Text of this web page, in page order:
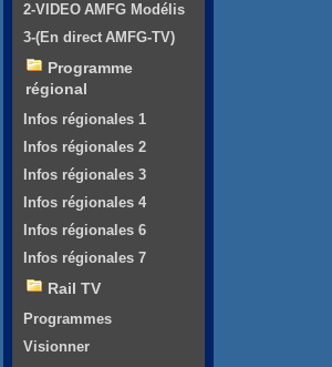
2-VIDEO AMFG Modélis
3-(En direct AMFG-TV)
Programme
régional
Infos régionales 1
Infos régionales 2
Infos régionales 3
Infos régionales 4
Infos régionales 6
Infos régionales 7
Rail TV
Programmes
Visionner